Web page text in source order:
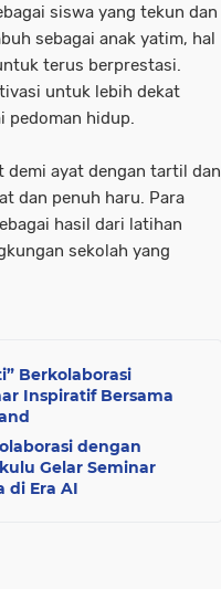
siswa yang tekun dan
sebagai anak yatim, hal
terus berprestasi.
untuk lebih dekat
pedoman hidup.
demi ayat dengan tartil dan
dan penuh haru. Para
hasil dari latihan
sekolah yang
Berkolaborasi
Inspiratif Bersama
dengan
Gelar Seminar
di Era AI